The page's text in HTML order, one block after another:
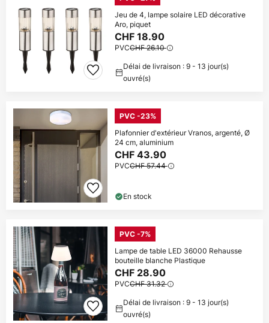
Jeu de 4, lampe solaire LED décorative
Aro, piquet
CHF 18.90
PVCCHF 26.10
Délai de livraison : 9 - 13 jour(s)
ouvré(s)
PVC -23%
Plafonnier d'extérieur Vranos, argenté, Ø
24 cm, aluminium
CHF 43.90
PVCCHF 57.44
En stock
PVC -7%
Lampe de table LED 36000 Rehausse
bouteille blanche Plastique
CHF 28.90
PVCCHF 31.32
Délai de livraison : 9 - 13 jour(s)
ouvré(s)